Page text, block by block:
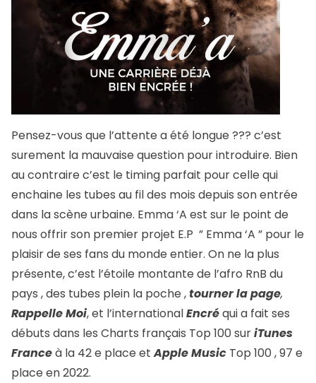
Pensez-vous que l’attente a été longue ??? c’est
surement la mauvaise question pour introduire. Bien
au contraire c’est le timing parfait pour celle qui
enchaine les tubes au fil des mois depuis son entrée
dans la scène urbaine. Emma ‘A est sur le point de
nous offrir son premier projet E.P ” Emma ‘A ” pour le
plaisir de ses fans du monde entier. On ne la plus
présente, c’est l’étoile montante de l’afro RnB du
pays , des tubes plein la poche ,tourner la page,
Rappelle Moi, et l’internationalEncréqui a fait ses
débuts dans les Charts français Top 100 suriTunes
Franceà la 42 e place etApple Music Top 100 , 97 e
place en 2022.